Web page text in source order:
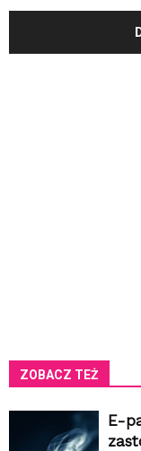
ZOBACZ TEŻ
E-